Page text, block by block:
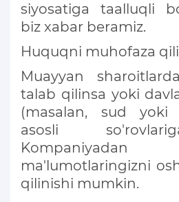
siyosatiga taalluqli
biz xabar beramiz.
Huquqni muhofaza
Muayyan
talab qilinsa yoki
(masalan, sud yoki
asosli
ma'lumotlaringizni
qilinishi mumkin.